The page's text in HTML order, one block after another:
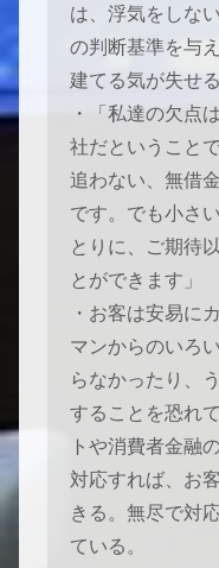
は、浮気をしな
の判断基準を与
建てる気が失せる
・「私達の欠点
社だということ
追わない、無借
です。でも小さ
とりに、ご期待
とができます」
・お客は安易に
マンからのいろ
らなかったり、
することを恐れ
トや消費者金融
対応すれば、お
きる。無尽で対
ている。